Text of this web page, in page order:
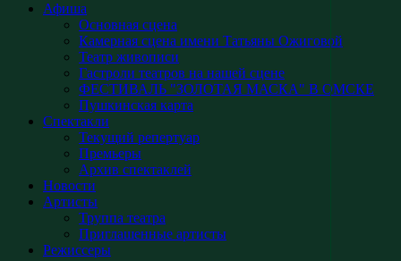
Афиша
Основная сцена
Камерная сцена имени Татьяны Ожиговой
Театр живописи
Гастроли театров на нашей сцене
ФЕСТИВАЛЬ "ЗОЛОТАЯ МАСКА" В ОМСКЕ
Пушкинская карта
Спектакли
Текущий репертуар
Премьеры
Архив спектаклей
Новости
Артисты
Труппа театра
Приглашенные артисты
Режиссеры